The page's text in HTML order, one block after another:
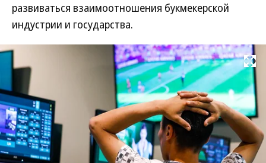
развиваться взаимоотношения букмекерской
индустрии и государства.
Развернуть